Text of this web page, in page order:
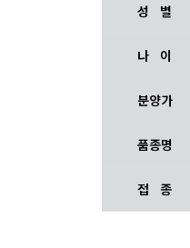
성 별
나 이
분양가
품종명
접 종